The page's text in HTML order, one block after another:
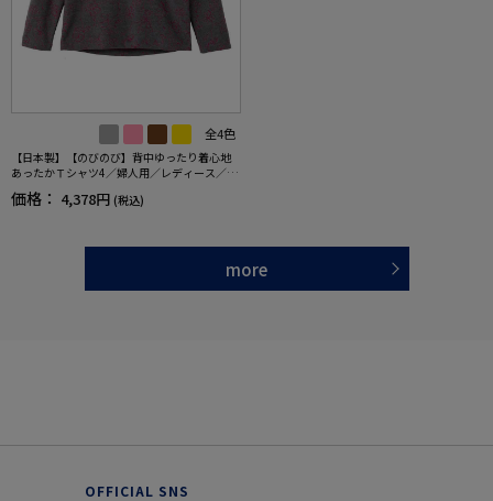
全4色
【日本製】【のびのび】背中ゆったり着心地
あったかＴシャツ4／婦人用／レディース／高
齢者／シニア／あったか／秋冬／後ろ長め／
名前記入欄付／ギフト／プレゼント 【CF】
価格： 4,378円 (税込)
more
OFFICIAL SNS